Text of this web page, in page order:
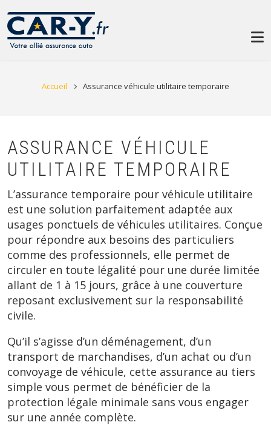
ASSURANCE
VÉHICULE
TEMPORAIRE
DEVIS
FIL D'ARIANE
Accueil Assurance véhicule utilitaire temporaire
ASSURANCE VÉHICULE
UTILITAIRE TEMPORAIRE
L’assurance temporaire pour véhicule utilitaire
est une solution parfaitement adaptée aux
usages ponctuels de véhicules utilitaires. Conçue
pour répondre aux besoins des particuliers
comme des professionnels, elle permet de
circuler en toute légalité pour une durée limitée
allant de 1 à 15 jours, grâce à une couverture
reposant exclusivement sur la responsabilité
civile.
Qu’il s’agisse d’un déménagement, d’un
transport de marchandises, d’un achat ou d’un
convoyage de véhicule, cette assurance au tiers
simple vous permet de bénéficier de la
protection légale minimale sans vous engager
sur une année complète.